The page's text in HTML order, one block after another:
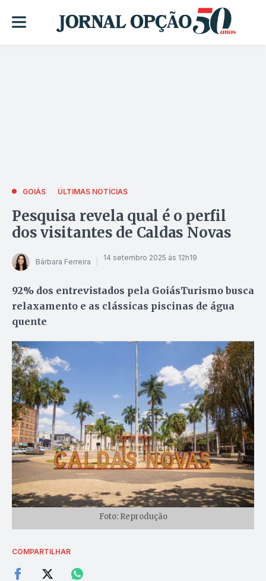
GOIÁS ÚLTIMAS NOTÍCIAS
Pesquisa revela qual é o perfil
dos visitantes de Caldas Novas
Bárbara Ferreira 14 setembro 2025 às 12h19
92% dos entrevistados pela GoiásTurismo busca
relaxamento e as clássicas piscinas de água
quente
Foto: Reprodução
COMPARTILHAR